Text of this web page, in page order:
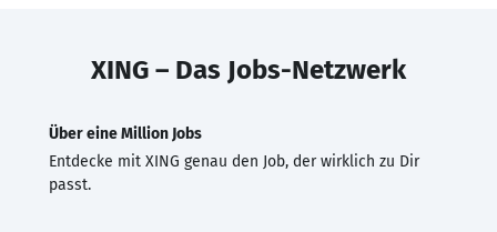
XING – Das Jobs-Netzwerk
Über eine Million Jobs
Entdecke mit XING genau den Job, der wirklich zu Dir
passt.